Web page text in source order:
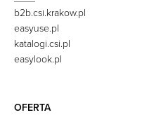
b2b.csi.krakow.pl
easyuse.pl
katalogi.csi.pl
easylook.pl
OFERTA